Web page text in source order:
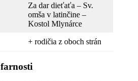
Za dar dieťaťa – Sv.
omša v latinčine –
Kostol Mlynárce
+ rodičia z oboch strán